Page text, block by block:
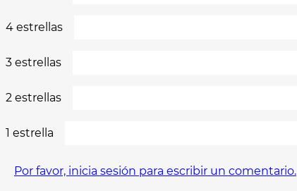
4 estrellas
3 estrellas
2 estrellas
1 estrella
Por favor, inicia sesión para escribir un comentario.